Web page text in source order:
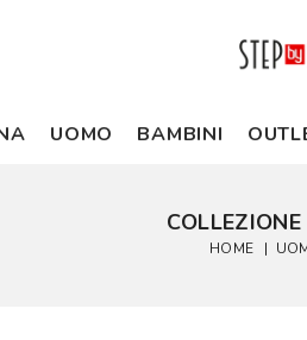
UOMO BAMBINI
HOME |